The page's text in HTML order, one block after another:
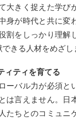
大きく捉えた学び
身が時代と共に変
割をしっかり理解
きる人材をめざし
ティを育てる
ーバル力が必須と
は言えません。日
たちとのコミュニ